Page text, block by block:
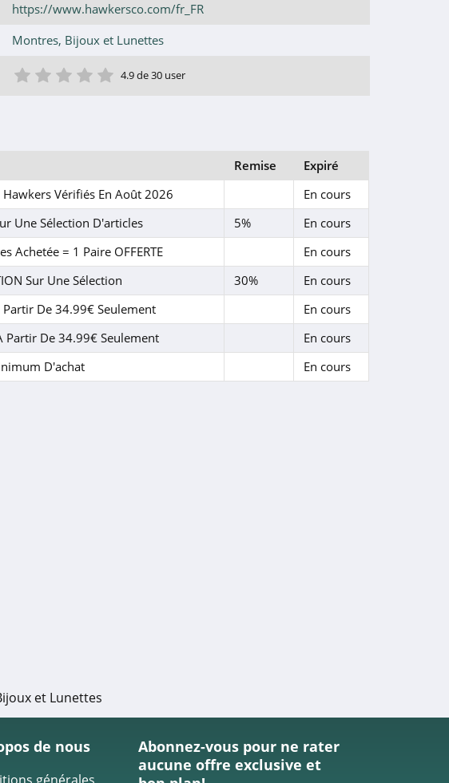
https://www.hawkersco.com/fr_FR
Montres, Bijoux et Lunettes
5 étoile
4 étoile
3 étoile
2 étoile
1 étoile4.9 de 30 user
Remise
Expiré
Vérifiés En Août 2026
En cours
Une Sélection D'articles 5%
En cours
Achetée = 1 Paire OFFERTE
En cours
Sur Une Sélection 30%
En cours
De 34.99€ Seulement
En cours
Partir De 34.99€ Seulement
En cours
D'achat En cours
et Lunettes
de nous
Abonnez-vous pour ne rater
aucune offre exclusive et